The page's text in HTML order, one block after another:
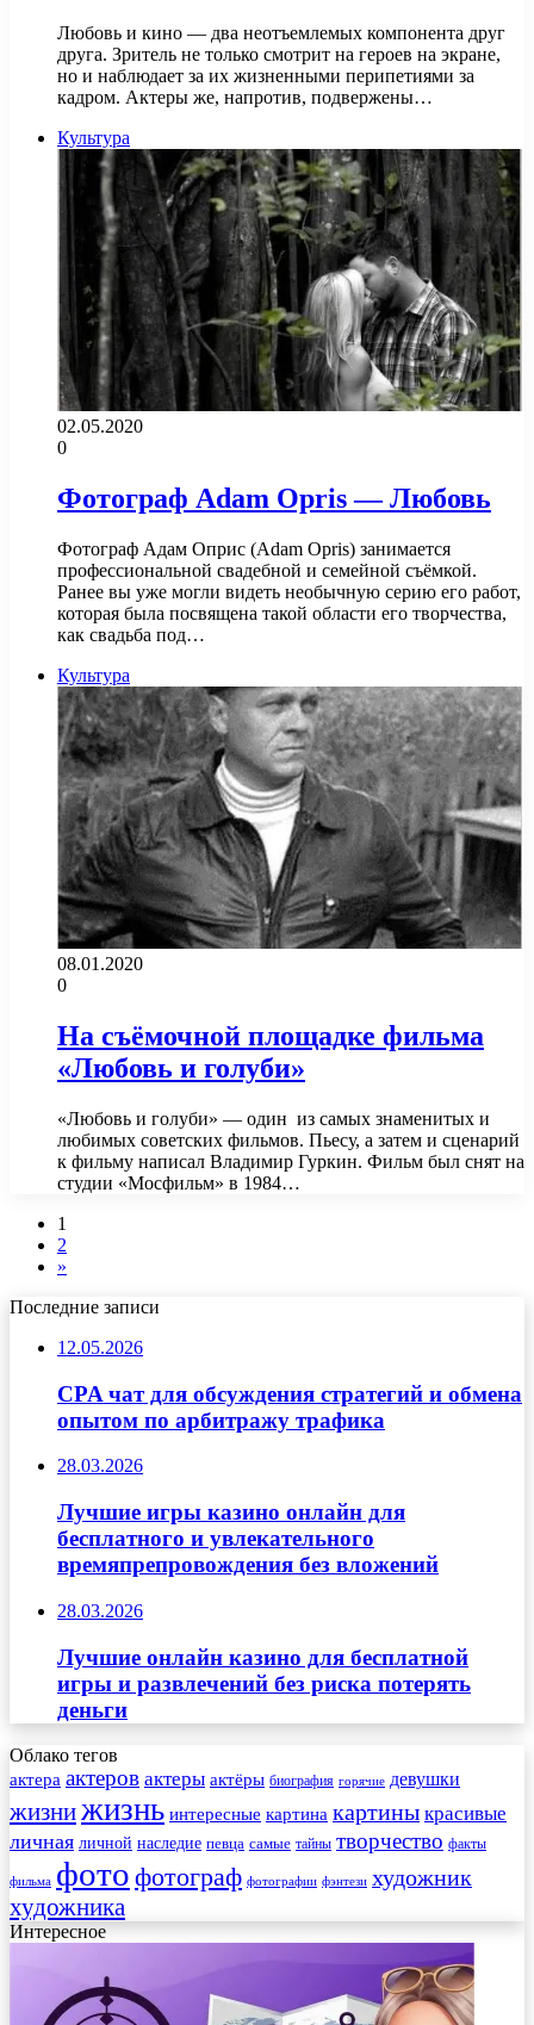
Любовь и кино — два неотъемлемых компонента друг
друга. Зритель не только смотрит на героев на экране,
но и наблюдает за их жизненными перипетиями за
кадром. Актеры же, напротив, подвержены…
Культура
02.05.2020
0
Фотограф Adam Opris — Любовь
Фотограф Адам Оприс (Adam Opris) занимается
профессиональной свадебной и семейной съёмкой.
Ранее вы уже могли видеть необычную серию его работ,
которая была посвящена такой области его творчества,
как свадьба под…
Культура
08.01.2020
0
На съёмочной площадке фильма
«Любовь и голуби»
«Любовь и голуби» — один из самых знаменитых и
любимых советских фильмов. Пьесу, а затем и сценарий
к фильму написал Владимир Гуркин. Фильм был снят на
студии «Мосфильм» в 1984…
1
2
»
Последние записи
12.05.2026
CPA чат для обсуждения стратегий и обмена
опытом по арбитражу трафика
28.03.2026
Лучшие игры казино онлайн для
бесплатного и увлекательного
времяпрепровождения без вложений
28.03.2026
Лучшие онлайн казино для бесплатной
игры и развлечений без риска потерять
деньги
Облако тегов
актера актеров актеры актёры биография горячие девушки
жизнижизнь интересные картина картины красивые
личная личной наследие певца самые тайны творчество факты
фильма фото фотограф фотографии фэнтези художник
художника
Интересное